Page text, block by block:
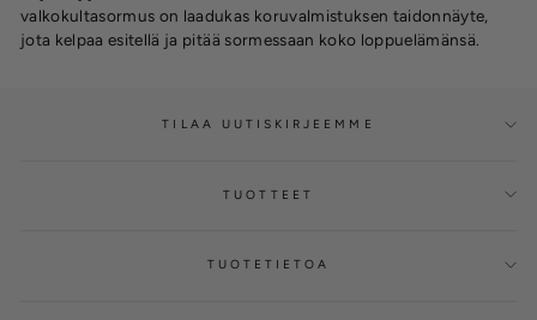
valkokultasormus on laadukas koruvalmistuksen taidonnäyte,
jota kelpaa esitellä ja pitää sormessaan koko loppuelämänsä.
TILAA UUTISKIRJEEMME
TUOTTEET
TUOTETIETOA